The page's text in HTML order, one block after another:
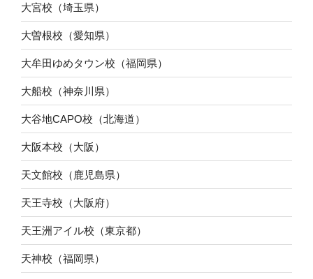
大宮校（埼玉県）
大曽根校（愛知県）
大牟田ゆめタウン校（福岡県）
大船校（神奈川県）
大谷地CAPO校（北海道）
大阪本校（大阪）
天文館校（鹿児島県）
天王寺校（大阪府）
天王洲アイル校（東京都）
天神校（福岡県）